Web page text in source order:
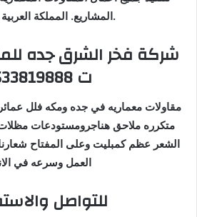
المشاريع. المملكة العربية السعودية.
ت 0533819888
مقاولات معماريه في جده ومكه فلل
متكرره ملاحق هناجرومستودعات
الشعر عظم كمبليت وعلى المفتاح
العمل وسرعه في
للتواصل